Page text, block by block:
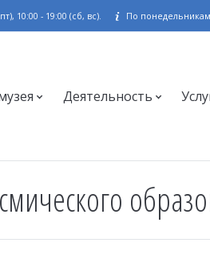
10:00 - 19:00 (сб, вс). По
Деятельность